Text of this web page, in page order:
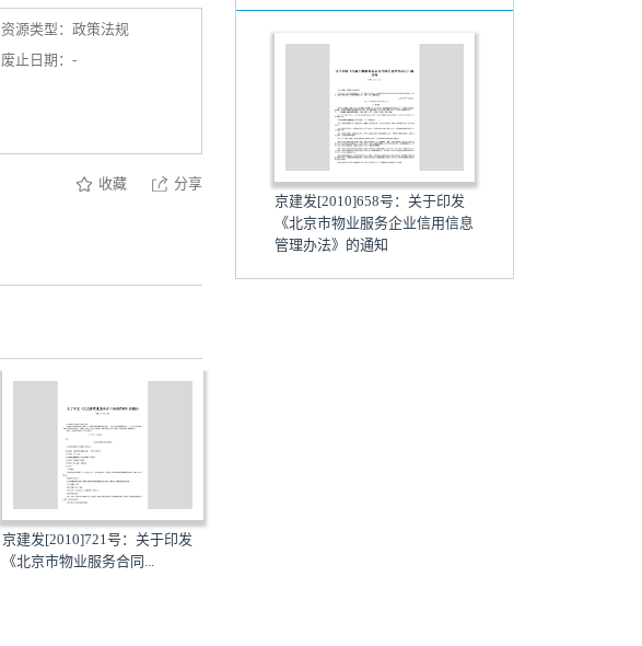
资源类型：政策法规
废止日期：-
收藏 分享
京建发[2010]721号：关于印发
《北京市物业服务合同...
京建发[2010]658号：关于印发
《北京市物业服务企业信用信息
管理办法》的通知